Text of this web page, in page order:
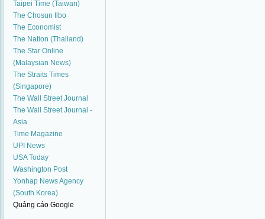
Taipei Time (Taiwan)
The Chosun Ilbo
The Economist
The Nation (Thailand)
The Star Online
(Malaysian News)
The Straits Times
(Singapore)
The Wall Street Journal
The Wall Street Journal -
Asia
Time Magazine
UPI News
USA Today
Washington Post
Yonhap News Agency
(South Korea)
Quảng cáo Google